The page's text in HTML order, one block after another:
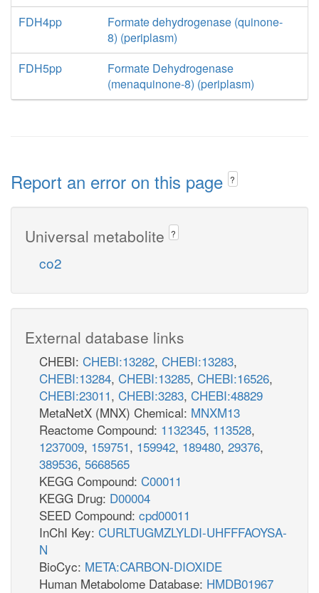
FDH4pp
Formate dehydrogenase (quinone-
8) (periplasm)
FDH5pp
Formate Dehydrogenase
(menaquinone-8) (periplasm)
Report an error on this page ?
Universal metabolite ?
co2
External database links
CHEBI: CHEBI:13282, CHEBI:13283,
CHEBI:13284, CHEBI:13285, CHEBI:16526,
CHEBI:23011, CHEBI:3283, CHEBI:48829
MetaNetX (MNX) Chemical: MNXM13
Reactome Compound: 1132345, 113528,
1237009, 159751, 159942, 189480, 29376,
389536, 5668565
KEGG Compound: C00011
KEGG Drug: D00004
SEED Compound: cpd00011
InChI Key: CURLTUGMZLYLDI-UHFFFAOYSA-
N
BioCyc: META:CARBON-DIOXIDE
Human Metabolome Database: HMDB01967